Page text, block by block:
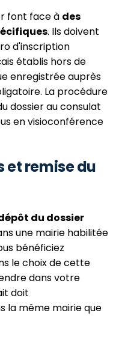
font face à des
. Ils doivent
d'inscription
établis hors de
enregistrée auprès
La procédure
dossier au consulat
en visioconférence
et remise du
du dossier
une mairie habilitée
bénéficiez
le choix de cette
dans votre
doit
la même mairie que